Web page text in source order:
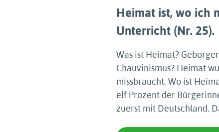
Heimat ist, wo ich
Unterricht (Nr. 25).
Was ist Heimat?
Chauvinismus? Heimat
missbraucht. Wo ist
elf Prozent der
zuerst mit Deutschland.